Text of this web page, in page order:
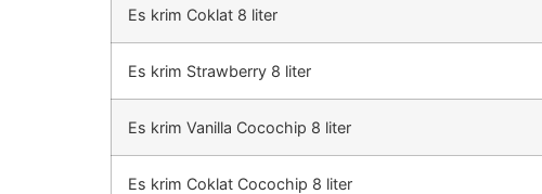
Es krim Coklat 8 liter
Es krim Strawberry 8 liter
Es krim Vanilla Cocochip 8 liter
Es krim Coklat Cocochip 8 liter